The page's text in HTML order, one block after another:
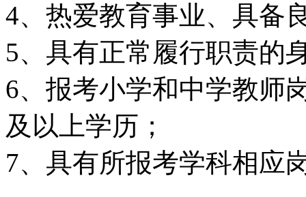
4、热爱教育事业、具备
5、具有正常履行职责的
6、报考小学和中学教师
及以上学历；
7、具有所报考学科相应